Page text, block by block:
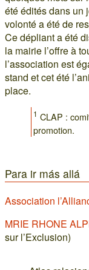
été édités dans un
volonté a été de
Ce dépliant a été
la mairie l’offre à
l’association est
stand et cet été
place.
1 CLAP :
promotion.
Para ir más allá
Association
MRIE RHONE
sur l’Exclusion)